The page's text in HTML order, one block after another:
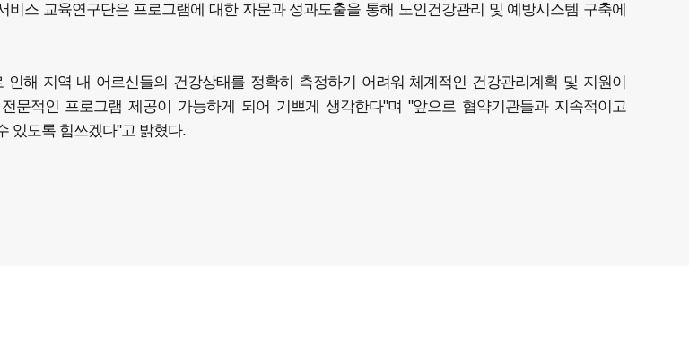
스 교육연구단은 프로그램에 대한 자문과 성과도출을 통해 노인건강관리 및 예방시스템 구축에
해 지역 내 어르신들의 건강상태를 정확히 측정하기 어려워 체계적인 건강관리계획 및 지원이
문적인 프로그램 제공이 가능하게 되어 기쁘게 생각한다"며 "앞으로 협약기관들과 지속적이고
있도록 힘쓰겠다"고 밝혔다.